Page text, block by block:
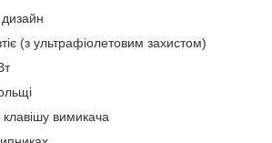
(з ультрафіолетовим захистом)
вимикача